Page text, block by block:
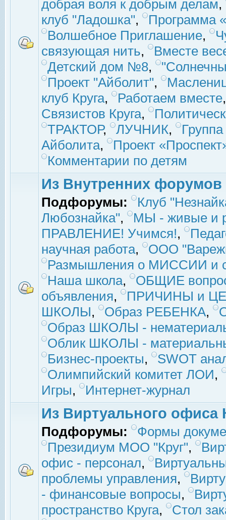
добрая воля к добрым делам,
клуб "Ладошка",
Программа
Волшебное Приглашение,
связующая нить,
Вместе
Детский дом №8,
Проект "Айболит",
клуб Круга, Работаем вместе
Связистов Круга,
ТРАКТОР, ЛУЧНИК,
Айболита,
Проект
Комментарии по детям
Из Внутренних форумов
Подфорумы:
Клуб
Любознайка",
МЫ - живые и
ПРАВЛЕНИЕ! Учимся!,
научная работа,
ООО
Размышления о МИССИИ и
Наша школа,
ОБЩИЕ
объявления,
ПРИЧИНЫ и
ШКОЛЫ, Образ РЕБЕНКА,
Образ ШКОЛЫ -
Облик ШКОЛЫ -
Бизнес-проекты,
SWOT
Олимпийский комитет ЛОИ,
Игры, Интернет-журнал
Из Виртуального офиса
Подфорумы:
Формы
Президиум МОО "Круг",
офис - персонал,
проблемы управления,
- финансовые вопросы,
пространство Круга,
Стол